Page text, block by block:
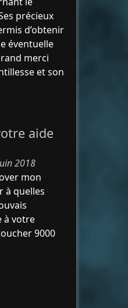
précieux
d’obtenir
éventuelle
merci
et son
aide
2018
mon
à quelles
à votre
9000